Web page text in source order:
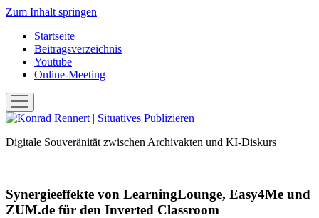
Zum Inhalt springen
Startseite
Beitragsverzeichnis
Youtube
Online-Meeting
Menü
öffnen
Konrad
|Digitale Souveränität zwischen Archivakten und KI-Diskurs
Synergieeffekte von LearningLounge, Easy4Me und
ZUM.de für den Inverted Classroom